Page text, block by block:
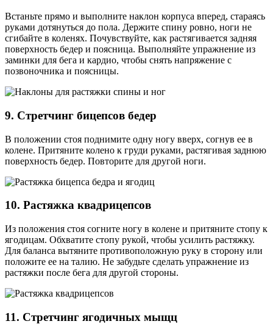
Встаньте прямо и выполните наклон корпуса вперед, стараясь
руками дотянуться до пола. Держите спину ровно, ноги не
сгибайте в коленях. Почувствуйте, как растягивается задняя
поверхность бедер и поясница. Выполняйте упражнение из
заминки для бега и кардио, чтобы снять напряжение с
позвоночника и поясницы.
9. Стретчинг бицепсов бедер
В положении стоя поднимите одну ногу вверх, согнув ее в
колене. Притяните колено к груди руками, растягивая заднюю
поверхность бедер. Повторите для другой ноги.
10. Растяжка квадрицепсов
Из положения стоя согните ногу в колене и притяните стопу к
ягодицам. Обхватите стопу рукой, чтобы усилить растяжку.
Для баланса вытяните противоположную руку в сторону или
положите ее на талию. Не забудьте сделать упражнение из
растяжки после бега для другой стороны.
11. Стретчинг ягодичных мыщц